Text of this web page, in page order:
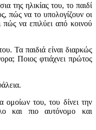
της ηλικίας του, το παιδί
πώς να το υπολογίζουν οι
να επιλύει από κοινού
Τα παιδιά είναι διαρκώς
Ποιος φτιάχνει πρώτος
ομοίων του, του δίνει την
και πιο αυτόνομο και